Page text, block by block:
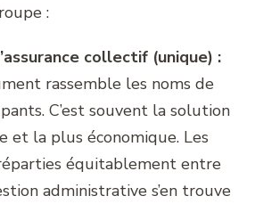
:
collectif (unique) :
rassemble les noms de
C’est souvent la solution
et la plus économique. Les
équitablement entre
administrative s’en trouve